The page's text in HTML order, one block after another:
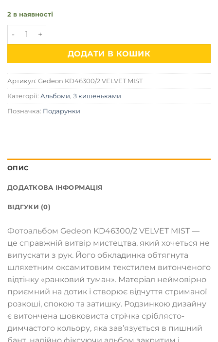
2 в наявності
Фотоальбом на 300 фото Gedeon KD46300/2 VELVET (Mist)
ДОДАТИ В КОШИК
Артикул: Gedeon KD46300/2 VELVET MIST
Категорії: Альбоми, З кишеньками
Позначка: Подарунки
ОПИС
ДОДАТКОВА ІНФОРМАЦІЯ
ВІДГУКИ (0)
Фотоальбом Gedeon KD46300/2 VELVET MIST —
це справжній витвір мистецтва, який хочеться не
випускати з рук. Його обкладинка обтягнута
шляхетним оксамитовим текстилем витонченого
відтінку «ранковий туман». Матеріал неймовірно
приємний на дотик і створює відчуття стриманої
розкоші, спокою та затишку. Родзинкою дизайну
є витончена шовковиста стрічка сріблясто-
димчастого кольору, яка зав’язується в пишний